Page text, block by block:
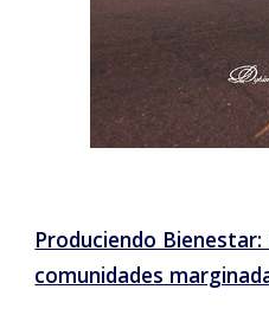
Produciendo
comunidades